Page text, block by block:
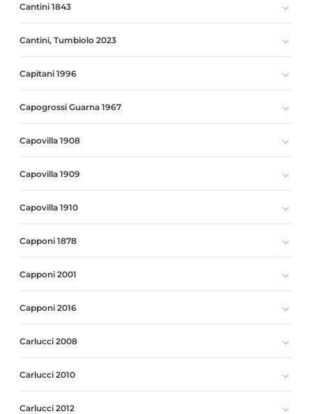
Cantini 1843
Cantini, Tumbiolo 2023
Capitani 1996
Capogrossi Guarna 1967
Capovilla 1908
Capovilla 1909
Capovilla 1910
Capponi 1878
Capponi 2001
Capponi 2016
Carlucci 2008
Carlucci 2010
Carlucci 2012